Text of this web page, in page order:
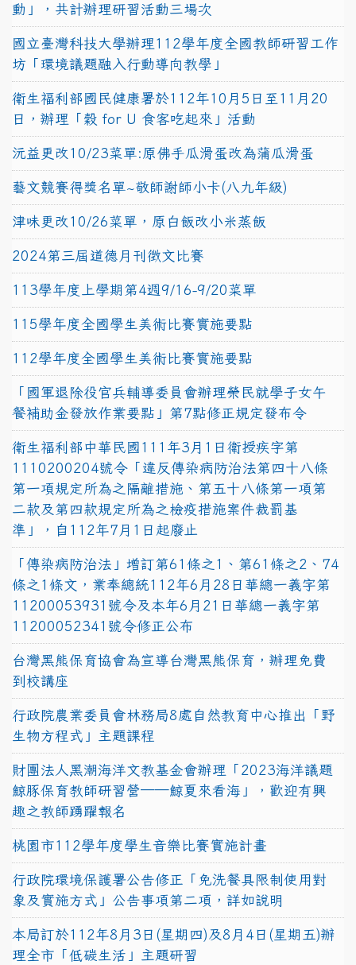
動」，共計辦理研習活動三場次
國立臺灣科技大學辦理112學年度全國教師研習工作
坊「環境議題融入行動導向教學」
衛生福利部國民健康署於112年10月5日至11月20
日，辦理「穀 for U 食客吃起來」活動
沅益更改10/23菜單:原佛手瓜滑蛋改為蒲瓜滑蛋
藝文競賽得獎名單~敬師謝師小卡(八九年級)
津味更改10/26菜單，原白飯改小米蒸飯
2024第三屆道德月刊徵文比賽
113學年度上學期第4週9/16-9/20菜單
115學年度全國學生美術比賽實施要點
112學年度全國學生美術比賽實施要點
「國軍退除役官兵輔導委員會辦理榮民就學子女午
餐補助金發放作業要點」第7點修正規定發布令
衛生福利部中華民國111年3月1日衛授疾字第
1110200204號令「違反傳染病防治法第四十八條
第一項規定所為之隔離措施、第五十八條第一項第
二款及第四款規定所為之檢疫措施案件裁罰基
準」，自112年7月1日起廢止
「傳染病防治法」增訂第61條之1、第61條之2、74
條之1條文，業奉總統112年6月28日華總一義字第
11200053931號令及本年6月21日華總一義字第
11200052341號令修正公布
台灣黑熊保育協會為宣導台灣黑熊保育，辦理免費
到校講座
行政院農業委員會林務局8處自然教育中心推出「野
生物方程式」主題課程
財團法人黑潮海洋文教基金會辦理「2023海洋議題
鯨豚保育教師研習營──鯨夏來看海」，歡迎有興
趣之教師踴躍報名
桃園市112學年度學生音樂比賽實施計畫
行政院環境保護署公告修正「免洗餐具限制使用對
象及實施方式」公告事項第二項，詳如說明
本局訂於112年8月3日(星期四)及8月4日(星期五)辦
理全市「低碳生活」主題研習